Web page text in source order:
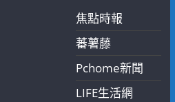
焦點時報
蕃薯藤
Pchome新聞
LIFE生活網